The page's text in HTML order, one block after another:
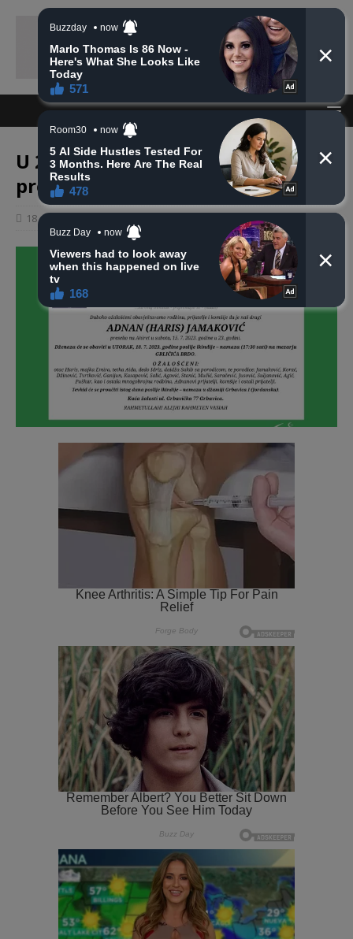
U 23-oj godini života na Ahiret
preselio Jamaković (Haris) Adnan
18 srpnja, 2023